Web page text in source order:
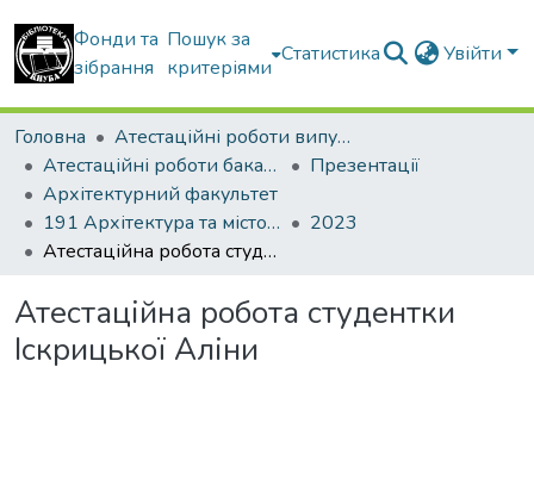
Фонди та
зібрання
Пошук за
критеріями
Статистика Увійти
Головна
Атестаційні роботи випускників
Атестаційні роботи бакалаврів
Презентації
Архітектурний факультет
191 Архітектура та містобудування
2023
Атестаційна робота студентки Іскрицької Аліни
Атестаційна робота студентки
Іскрицької Аліни